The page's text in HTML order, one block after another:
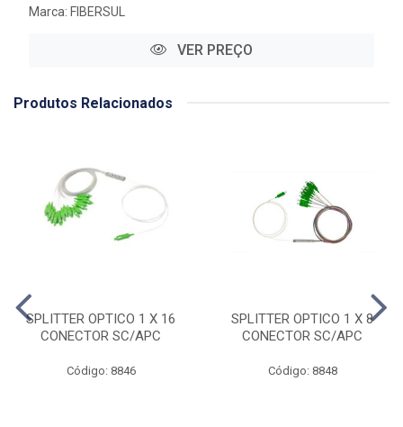
Marca: FIBERSUL
VER PREÇO
Produtos Relacionados
SPLITTER OPTICO 1 X 16
CONECTOR SC/APC
Código: 8846
SPLITTER OPTICO 1 X 8
CONECTOR SC/APC
Código: 8848